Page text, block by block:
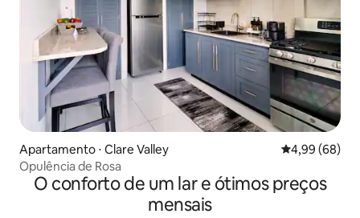
Apartamento ⋅ Clare Valley 4,99 de uma
4,99 (68)
Opulência de Rosa
O conforto de um lar e ótimos preços
mensais